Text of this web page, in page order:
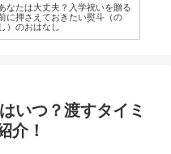
なたは大丈夫？入学祝いを贈る
に押さえておきたい熨斗（の
し）のおはなし
いつ？渡すタイミ
介！